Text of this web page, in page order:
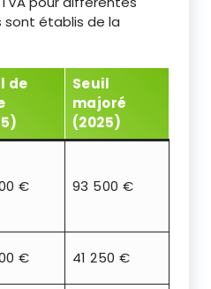
sont établis de la
de
Seuil
majoré
(2025)
€ 93 500 €
€ 41 250 €